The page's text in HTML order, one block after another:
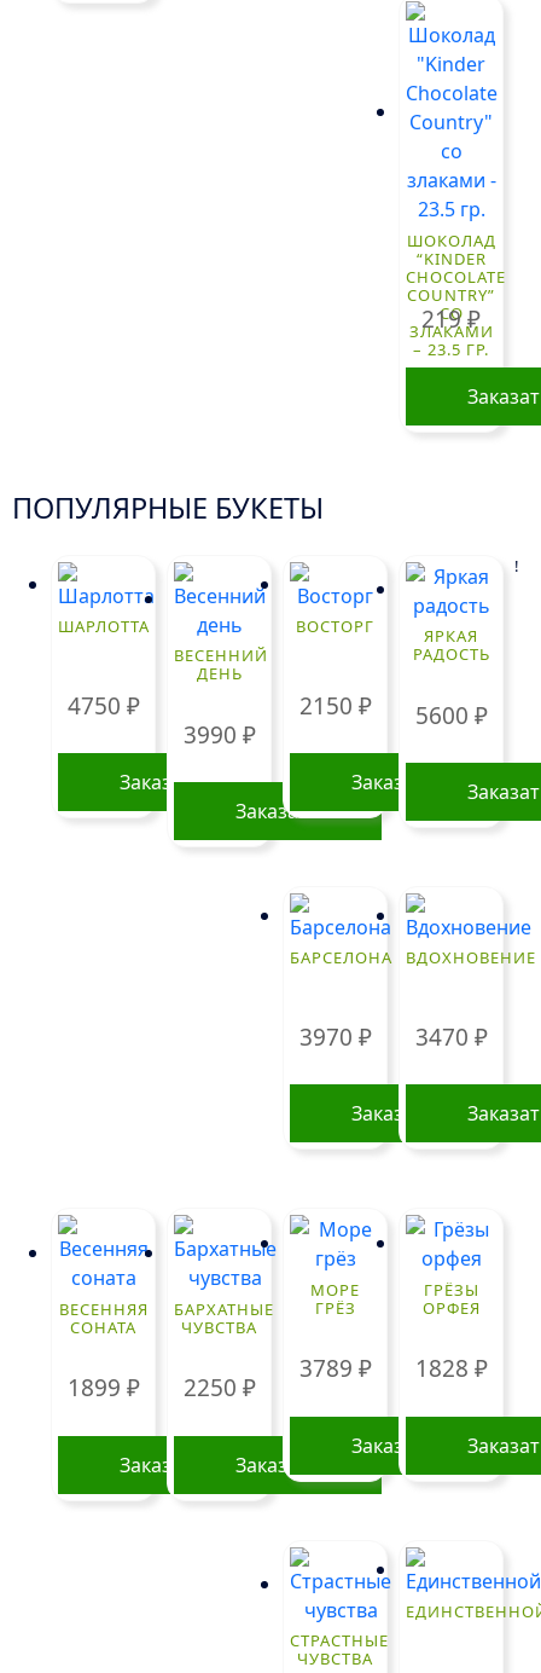
ШОКОЛАД
“KINDER
CHOCOLATE
COUNTRY”
СО
ЗЛАКАМИ
– 23.5 ГР.
219₽
ПОПУЛЯРНЫЕ БУКЕТЫ
ШАРЛОТТА
4750 ₽
Заказать
ВЕСЕННИЙ
ДЕНЬ
3990 ₽
Заказать
ВОСТОРГ
2150 ₽
Заказать
ЯРКАЯ
РАДОСТЬ
5600 ₽
БАРСЕЛОНА
3970 ₽
Заказать
ВДОХНОВЕНИЕ
3470 ₽
ВЕСЕННЯЯ
СОНАТА
1899 ₽
Заказать
БАРХАТНЫЕ
ЧУВСТВА
2250 ₽
Заказать
МОРЕ
ГРЁЗ
3789 ₽
Заказать
ГРЁЗЫ
ОРФЕЯ
1828 ₽
СТРАСТНЫЕ
ЧУВСТВА
!